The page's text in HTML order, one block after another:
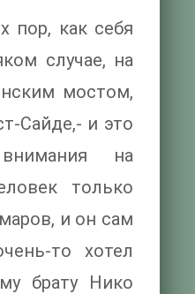
пор, как себя
случае, на
мостом,
Сайде,- и это
на
только
и он сам
то хотел
брату Нико